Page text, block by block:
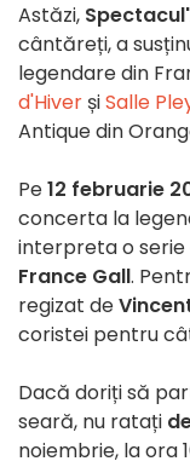
Astăzi,
cântăreți, a
legendare din
d'Hiver șiSalle
Antique din
Pe12 februarie
concerta la
interpreta o serie
France Gall.
regizat de
coristei pentru
Dacă doriți să
seară, nu ratați
noiembrie, la ora